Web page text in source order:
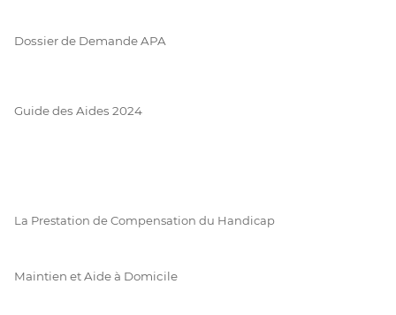
Dossier de Demande APA
Guide des Aides 2024
La Prestation de Compensation du Handicap
Maintien et Aide à Domicile